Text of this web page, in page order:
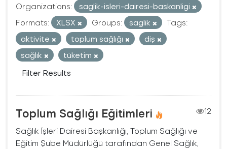
Organizations:
saglik-isleri-dairesi-baskanligi
Formats:
XLSX Groups: saglik
Tags:
aktivite
toplum sağlığı
diş
sağlık
tüketim
Filter Results
Toplum Sağlığı Eğitimleri
12
Sağlık İşleri Dairesi Başkanlığı, Toplum Sağlığı ve
Eğitim Şube Müdürlüğü tarafından Genel Sağlık,